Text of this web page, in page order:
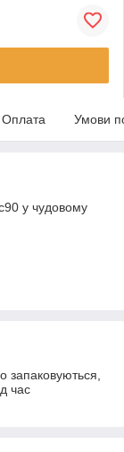
Оплата Умови
у чудовому
запаковуються,
час